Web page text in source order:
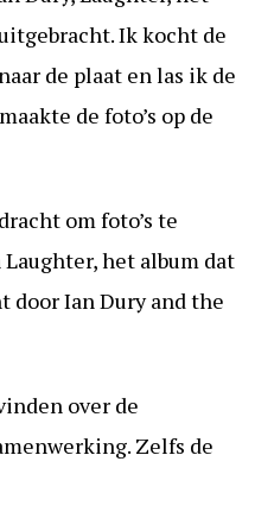
Ik kocht de
de plaat en las ik de
de foto’s op de
om foto’s te
het album dat
door Ian Dury and the
over de
Zelfs de